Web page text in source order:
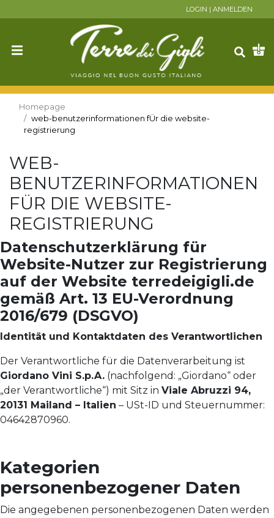
LOGIN | ANMELDEN
Homepage
web-benutzerinformationen fÜr die website-
registrierung
WEB-
BENUTZERINFORMATIONEN
FÜR DIE WEBSITE-
REGISTRIERUNG
Datenschutzerklärung für
Website-Nutzer zur Registrierung
auf der Website terredeigigli.de
gemäß Art. 13 EU-Verordnung
2016/679 (DSGVO)
Identität und Kontaktdaten des Verantwortlichen
Der Verantwortliche für die Datenverarbeitung ist
Giordano Vini S.p.A. (nachfolgend: „Giordano“ oder
„der Verantwortliche“) mit Sitz in Viale Abruzzi 94,
20131 Mailand – Italien – USt-ID und Steuernummer:
04642870960.
Kategorien
personenbezogener Daten
Die angegebenen personenbezogenen Daten werden